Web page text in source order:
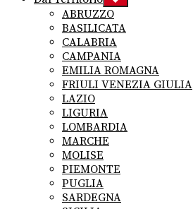
sub
menu
ABRUZZO
BASILICATA
CALABRIA
CAMPANIA
EMILIA ROMAGNA
FRIULI VENEZIA GIULIA
LAZIO
LIGURIA
LOMBARDIA
MARCHE
MOLISE
PIEMONTE
PUGLIA
SARDEGNA